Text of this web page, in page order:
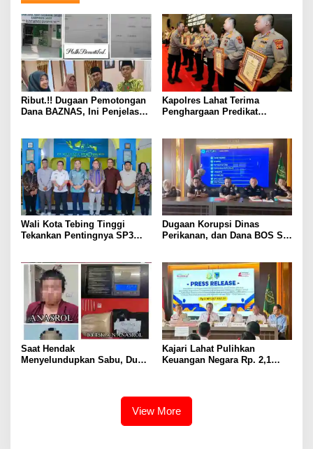
Ribut.!! Dugaan Pemotongan
Dana BAZNAS, Ini Penjelasan
Kapolres Lahat Terima
Penghargaan Predikat
Wali Kota Tebing Tinggi
Tekankan Pentingnya SP3
Dugaan Korupsi Dinas
Perikanan, dan Dana BOS SD
Saat Hendak
Menyelundupkan Sabu, Dua
Kajari Lahat Pulihkan
Keuangan Negara Rp. 2,1
View More